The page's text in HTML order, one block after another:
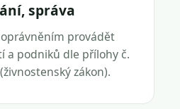
správa
provádět
a podniků dle přílohy č.
zákon).